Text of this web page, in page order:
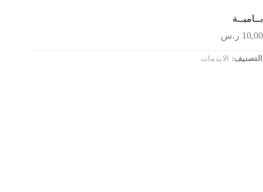
بــاميــة
10,00 ر.س
التصنيف: الايدمات